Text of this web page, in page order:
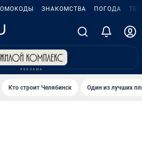
ЗНАКОМСТВА ПОГОДА
Кто строит Челябинск Один из лучших